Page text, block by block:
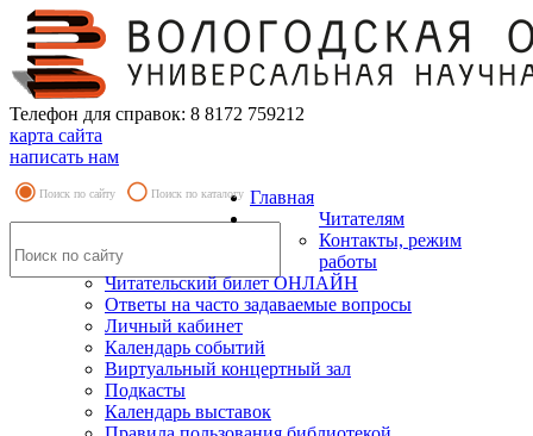
Телефон для справок: 8 8172 759212
карта сайта
написать нам
Поиск по сайту Поиск по каталогу Главная
Читателям
Контакты, режим
работы
Читательский билет ОНЛАЙН
Ответы на часто задаваемые вопросы
Личный кабинет
Календарь событий
Виртуальный концертный зал
Подкасты
Календарь выставок